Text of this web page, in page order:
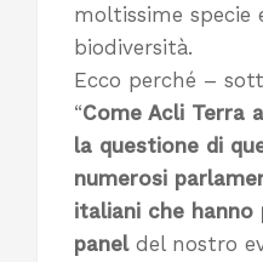
moltissime specie
biodiversità.
Ecco perché –
“Come Acli Terra
la questione di
numerosi
italiani che
paneldel nostro